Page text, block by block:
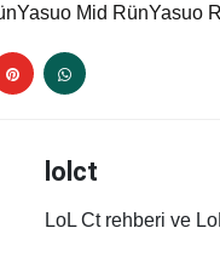
Yasuo Mid RünYasuo
lolct
LoL Ct rehberi ve